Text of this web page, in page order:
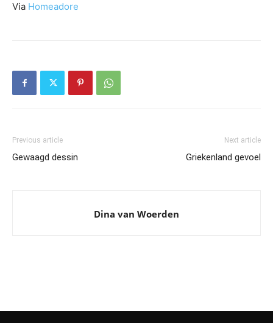
Via Homeadore
Previous article
Gewaagd dessin
Next article
Griekenland gevoel
Dina van Woerden